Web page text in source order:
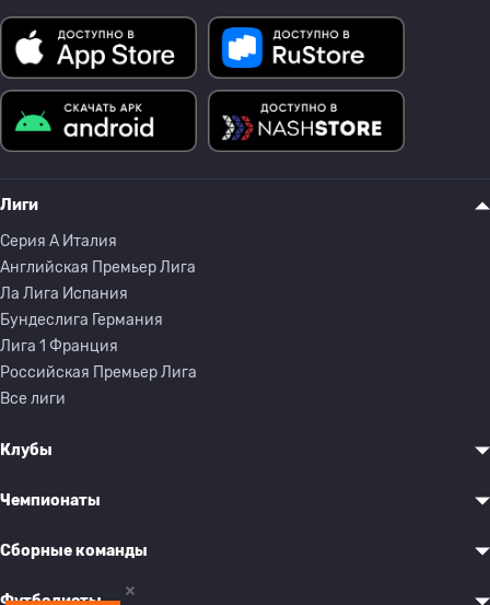
Лиги
Серия A Италия
Английская Премьер Лига
Ла Лига Испания
Бундеслига Германия
Лига 1 Франция
Российская Премьер Лига
Все лиги
Клубы
Чемпионаты
Сборные команды